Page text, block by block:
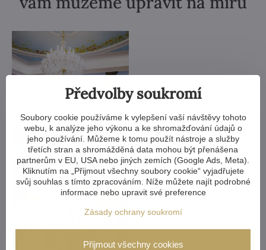
Předvolby soukromí
Soubory cookie používáme k vylepšení vaší návštěvy tohoto
webu, k analýze jeho výkonu a ke shromažďování údajů o
jeho používání. Můžeme k tomu použít nástroje a služby
třetích stran a shromážděná data mohou být přenášena
partnerům v EU, USA nebo jiných zemích (Google Ads, Meta).
Kliknutím na „Přijmout všechny soubory cookie“ vyjadřujete
svůj souhlas s tímto zpracováním. Níže můžete najít podrobné
informace nebo upravit své preference
Zásady ochrany soukromí
Přijmout všechny cookies